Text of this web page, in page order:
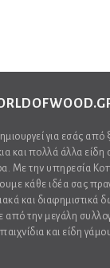
για εσάς από
και πολλά άλλα είδη
Με την υπηρεσία
κάθε ιδέα σας
και διαφημιστικά
από την μεγάλη
και είδη